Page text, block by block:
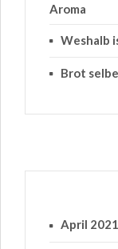
Aroma
Weshalb
Brot
April 2021